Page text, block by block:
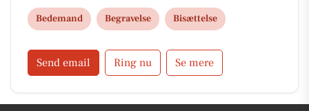
og tryg proces fra start til slut.
Bedemand Begravelse Bisættelse
Send email Ring nu Se mere